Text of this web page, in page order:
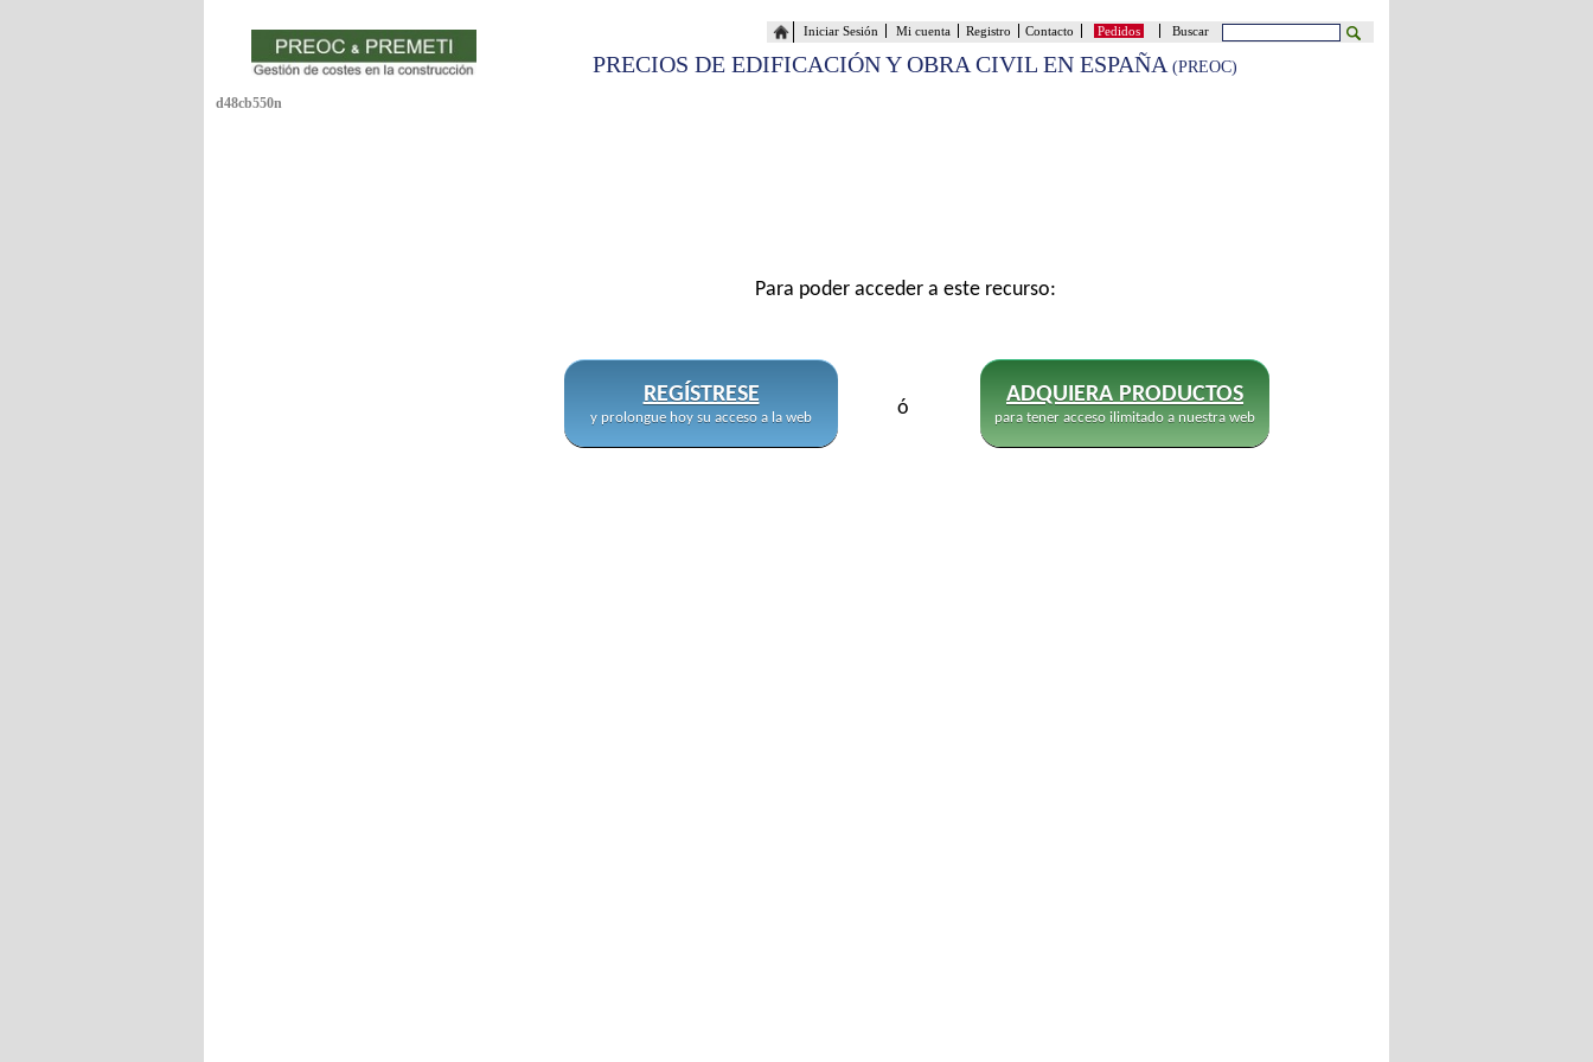
Buscar
Pedidos
Contacto
Registro
Mi cuenta
Iniciar Sesión
PRECIOS DE EDIFICACIÓN Y OBRA CIVIL EN ESPAÑA (PREOC)
d48cb550n
REGÍSTRESE
y prolongue hoy su acceso a la web
Para poder acceder a este recurso:
ó
ADQUIERA PRODUCTOS
para tener acceso ilimitado a nuestra web